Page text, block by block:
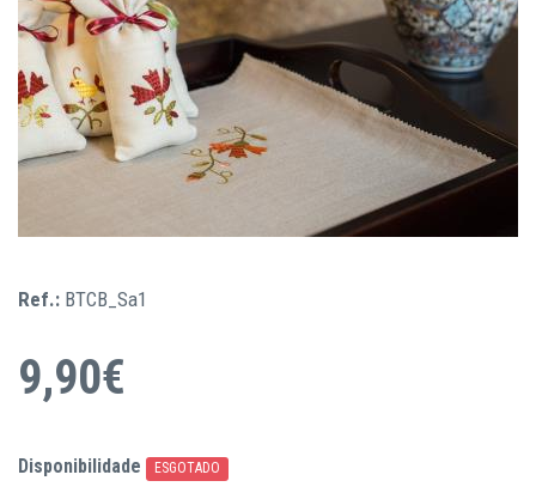
Ref.: BTCB_Sa1
9,90€
Disponibilidade ESGOTADO